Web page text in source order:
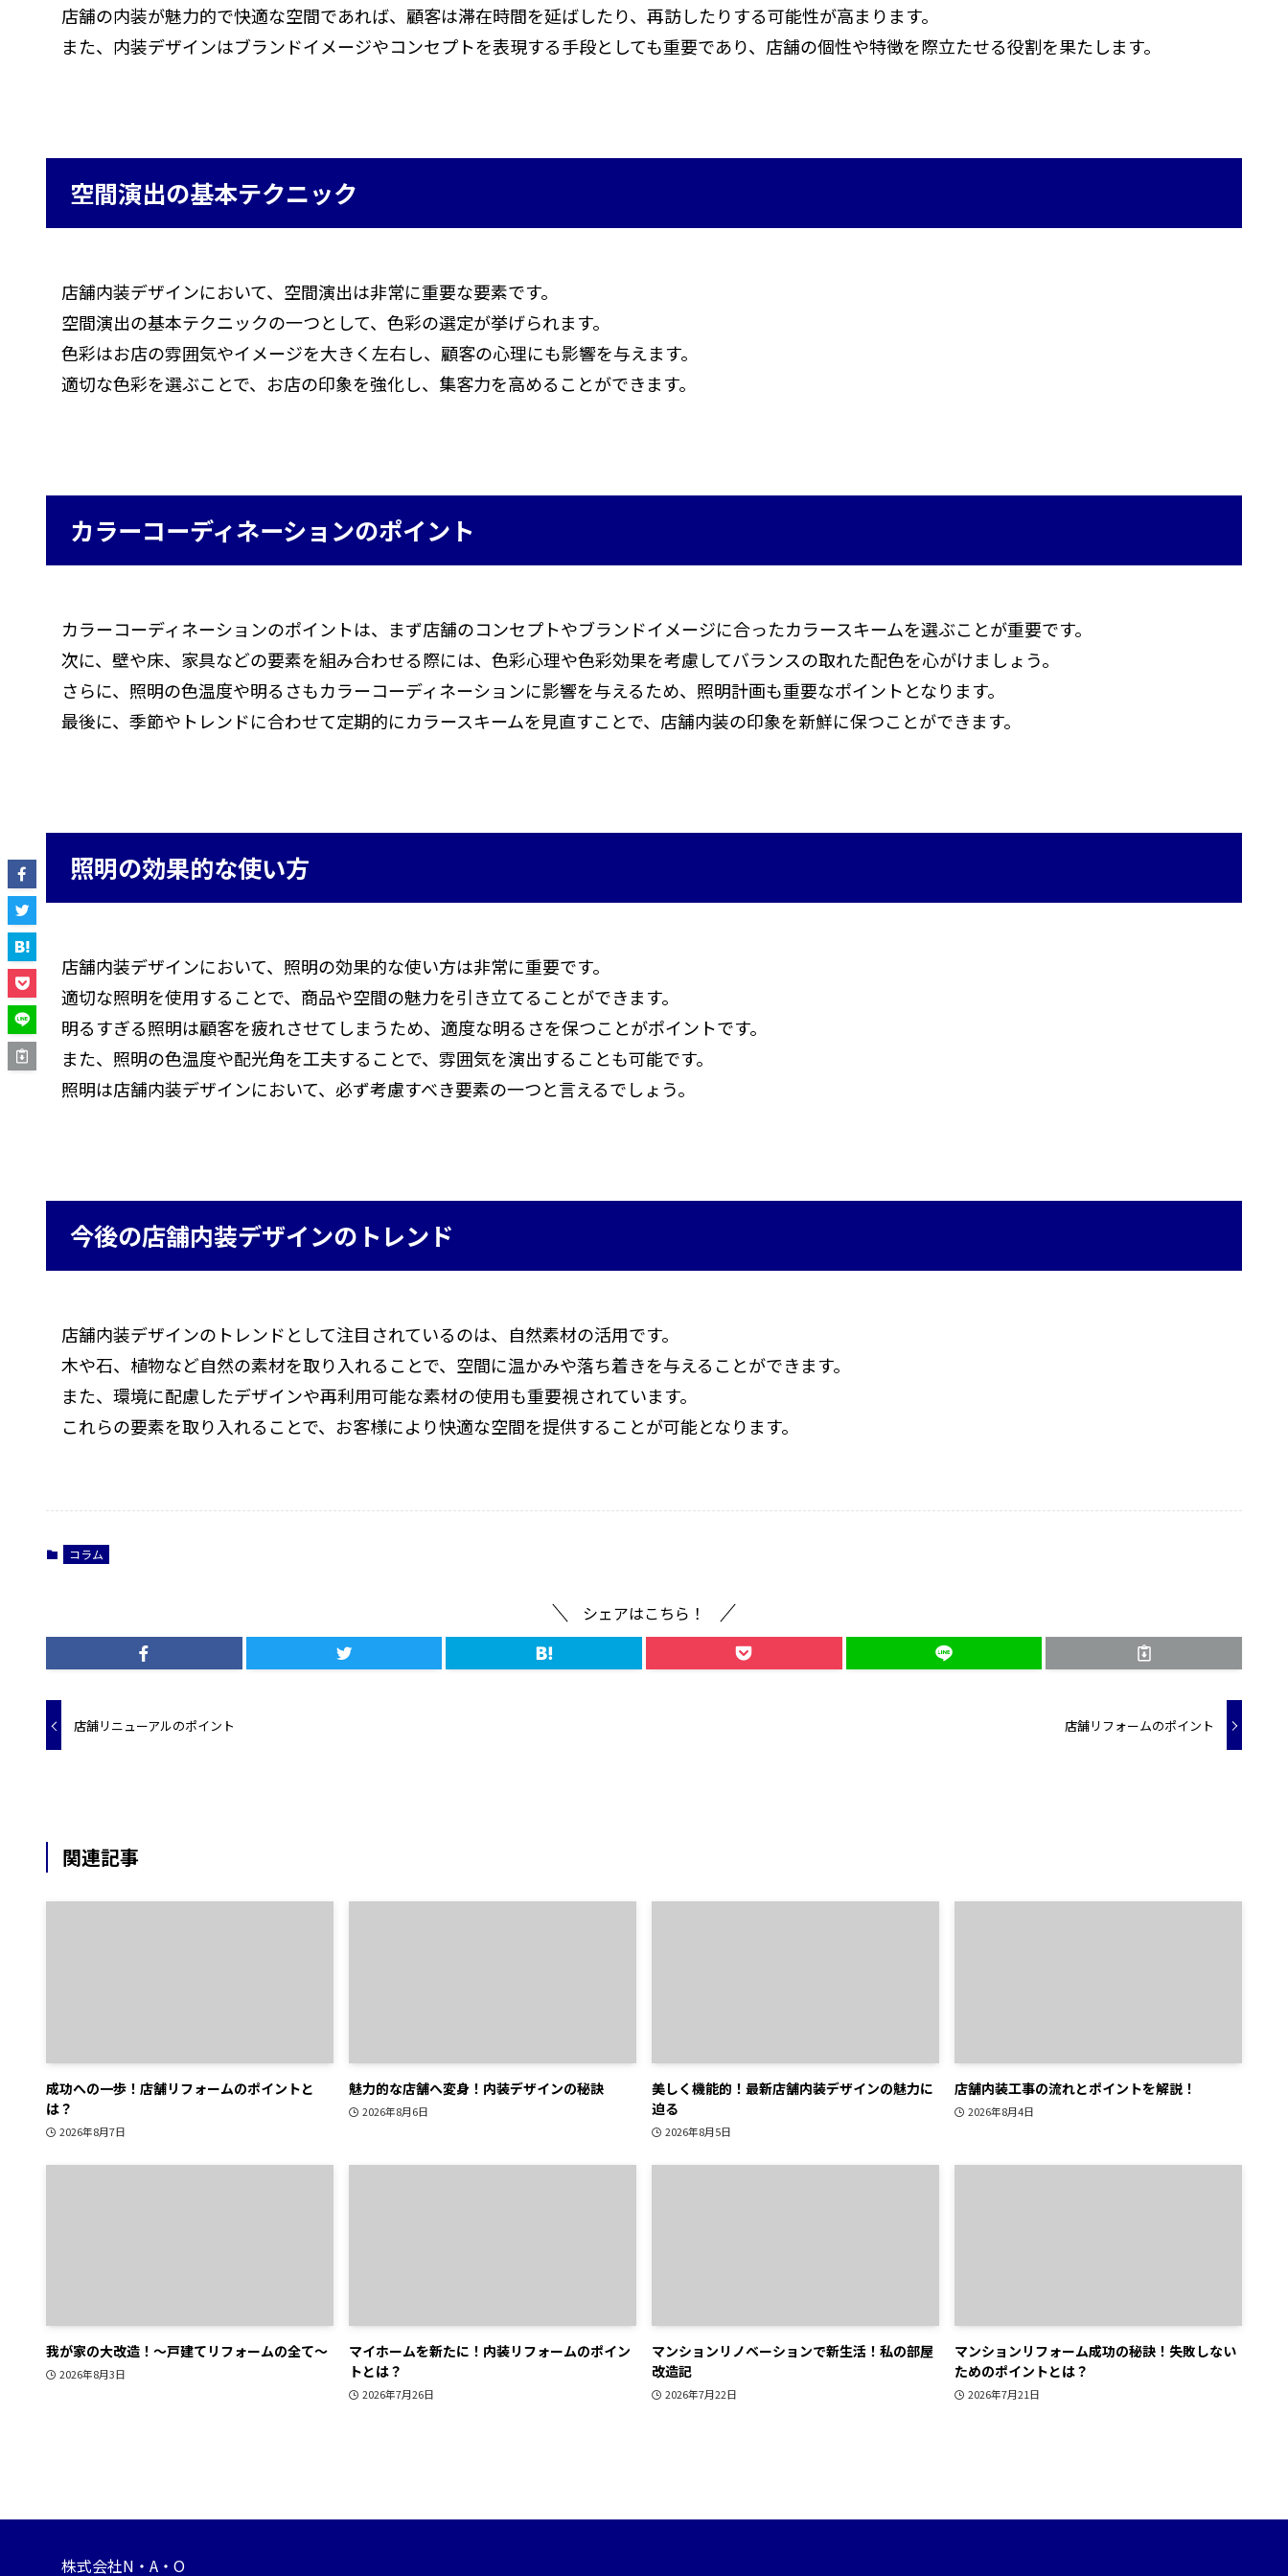
店舗の内装が魅力的で快適な空間であれば、顧客は滞在時間を延ばしたり、再訪したりする可能性が高まります。
また、内装デザインはブランドイメージやコンセプトを表現する手段としても重要であり、店舗の個性や特徴を際立たせる役割を果たします。
空間演出の基本テクニック
店舗内装デザインにおいて、空間演出は非常に重要な要素です。
空間演出の基本テクニックの一つとして、色彩の選定が挙げられます。
色彩はお店の雰囲気やイメージを大きく左右し、顧客の心理にも影響を与えます。
適切な色彩を選ぶことで、お店の印象を強化し、集客力を高めることができます。
カラーコーディネーションのポイント
カラーコーディネーションのポイントは、まず店舗のコンセプトやブランドイメージに合ったカラースキームを選ぶことが重要です。
次に、壁や床、家具などの要素を組み合わせる際には、色彩心理や色彩効果を考慮してバランスの取れた配色を心がけましょう。
さらに、照明の色温度や明るさもカラーコーディネーションに影響を与えるため、照明計画も重要なポイントとなります。
最後に、季節やトレンドに合わせて定期的にカラースキームを見直すことで、店舗内装の印象を新鮮に保つことができます。
照明の効果的な使い方
店舗内装デザインにおいて、照明の効果的な使い方は非常に重要です。
適切な照明を使用することで、商品や空間の魅力を引き立てることができます。
明るすぎる照明は顧客を疲れさせてしまうため、適度な明るさを保つことがポイントです。
また、照明の色温度や配光角を工夫することで、雰囲気を演出することも可能です。
照明は店舗内装デザインにおいて、必ず考慮すべき要素の一つと言えるでしょう。
今後の店舗内装デザインのトレンド
店舗内装デザインのトレンドとして注目されているのは、自然素材の活用です。
木や石、植物など自然の素材を取り入れることで、空間に温かみや落ち着きを与えることができます。
また、環境に配慮したデザインや再利用可能な素材の使用も重要視されています。
これらの要素を取り入れることで、お客様により快適な空間を提供することが可能となります。
コラム
シェアはこちら！
店舗リニューアルのポイント 店舗リフォームのポイント
関連記事
成功への一歩！店舗リフォームのポイントと
は？
2026年8月7日
魅力的な店舗へ変身！内装デザインの秘訣
2026年8月6日
美しく機能的！最新店舗内装デザインの魅力に
迫る
2026年8月5日
店舗内装工事の流れとポイントを解説！
2026年8月4日
我が家の大改造！～戸建てリフォームの全て～
2026年8月3日
マイホームを新たに！内装リフォームのポイン
トとは？
2026年7月26日
マンションリノベーションで新生活！私の部屋
改造記
2026年7月22日
マンションリフォーム成功の秘訣！失敗しない
ためのポイントとは？
2026年7月21日
株式会社N・A・O